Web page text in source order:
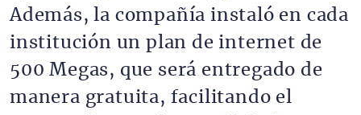
Además, la compañía instaló en cada
institución un plan de internet de
500 Megas, que será entregado de
manera gratuita, facilitando el